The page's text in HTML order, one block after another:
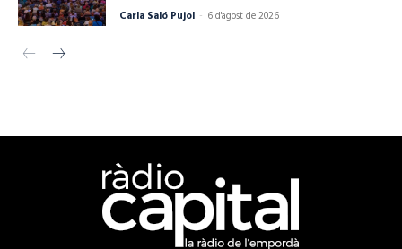
Carla Saló Pujol - 6 d'agost de 2026